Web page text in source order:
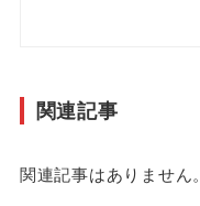
関連記事
関連記事はありません。